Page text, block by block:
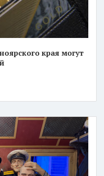
края могут